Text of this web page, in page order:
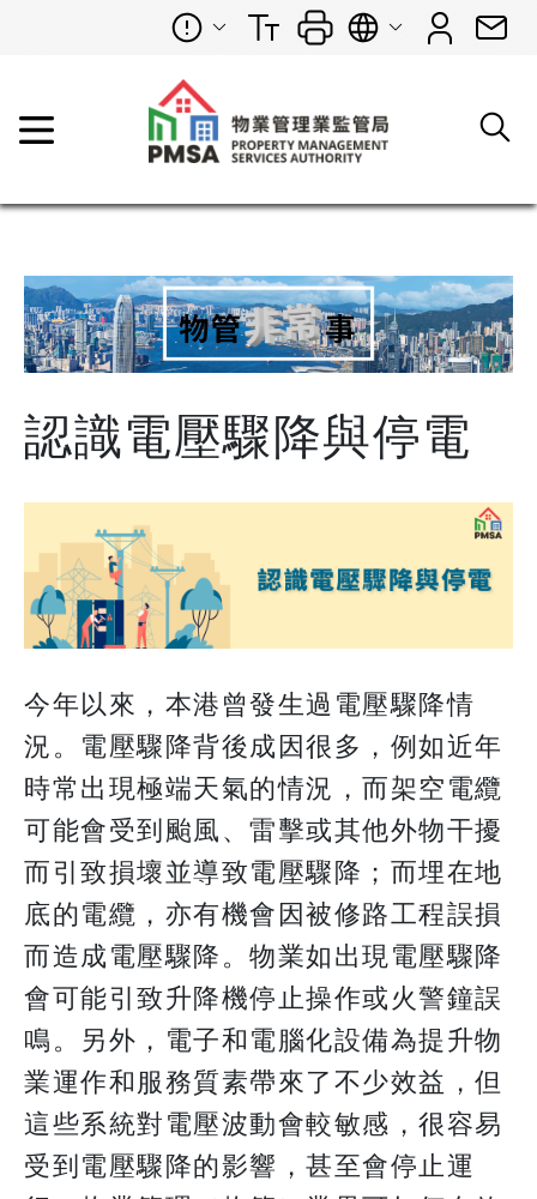
認識電壓驟降與停電
今年以來，本港曾發生過電壓驟降情
況。電壓驟降背後成因很多，例如近年
時常出現極端天氣的情況，而架空電纜
可能會受到颱風、雷擊或其他外物干擾
而引致損壞並導致電壓驟降；而埋在地
底的電纜，亦有機會因被修路工程誤損
而造成電壓驟降。物業如出現電壓驟降
會可能引致升降機停止操作或火警鐘誤
鳴。另外，電子和電腦化設備為提升物
業運作和服務質素帶來了不少效益，但
這些系統對電壓波動會較敏感，很容易
受到電壓驟降的影響，甚至會停止運